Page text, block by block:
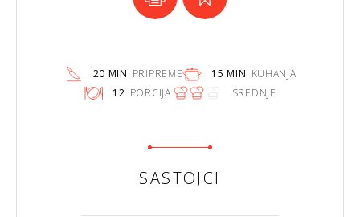
20 MIN PRIPREME 15 MIN KUHANJA
12 PORCIJA SREDNJE
SASTOJCI